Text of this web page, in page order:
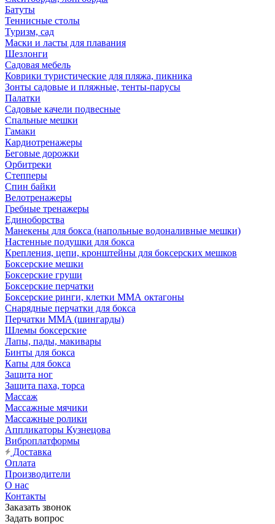
Батуты
Теннисные столы
Туризм, сад
Маски и ласты для плавания
Шезлонги
Садовая мебель
Коврики туристические для пляжа, пикника
Зонты садовые и пляжные, тенты-парусы
Палатки
Садовые качели подвесные
Спальные мешки
Гамаки
Кардиотренажеры
Беговые дорожки
Орбитреки
Степперы
Спин байки
Велотренажеры
Гребные тренажеры
Единоборства
Манекены для бокса (напольные водоналивные мешки)
Настенные подушки для бокса
Крепления, цепи, кронштейны для боксерских мешков
Боксерские мешки
Боксерские груши
Боксерские перчатки
Боксерские ринги, клетки ММА октагоны
Снарядные перчатки для бокса
Перчатки MMA (шингарды)
Шлемы боксерские
Лапы, пады, макивары
Бинты для бокса
Капы для бокса
Защита ног
Защита паха, торса
Массаж
Массажные мячики
Массажные ролики
Аппликаторы Кузнецова
Виброплатформы
Доставка
Оплата
Производители
О нас
Контакты
Заказать звонок
Задать вопрос